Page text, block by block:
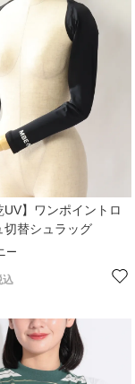
UV】ワンポイントロ
切替シュラッグ
ー
込